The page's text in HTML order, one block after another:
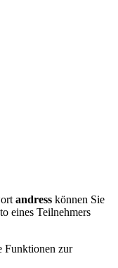
andress können Sie
eines Teilnehmers
Funktionen zur